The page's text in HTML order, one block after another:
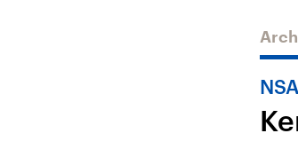
Landtagswahl